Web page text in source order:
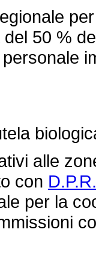
per
50 %
alle
con
per la